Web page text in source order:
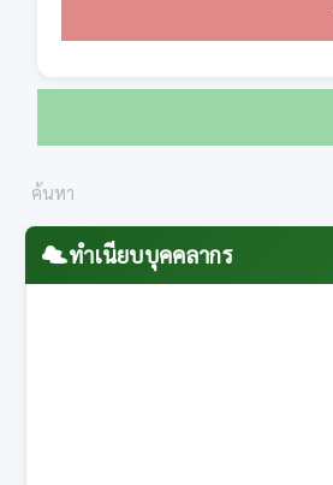
ทำเนียบบุคคลากร